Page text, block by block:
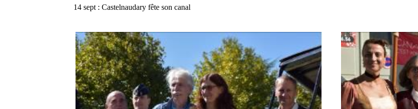
14 sept : Castelnaudary fête son canal